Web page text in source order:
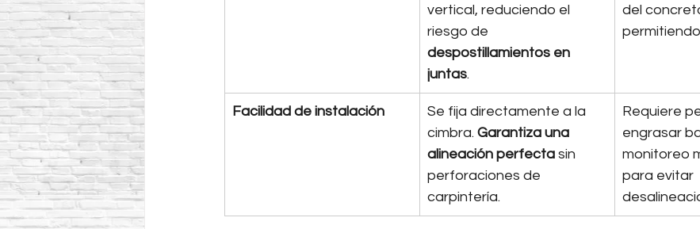
vertical, reduciendo el
riesgo de
despostillamientos en
juntas.
del
Facilidad de instalación
Se fija directamente a la
cimbra. Garantiza una
alineación perfecta sin
perforaciones de
carpintería.
Requiere
engrasar
monitoreo
para evitar